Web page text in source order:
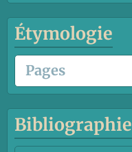
Étymologie
Bibliographie